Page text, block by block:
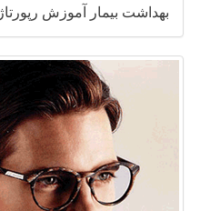
بهداشت بیمار آموزش رپورتاژ